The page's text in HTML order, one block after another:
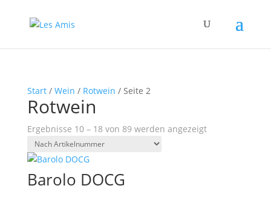
Start/ Wein / Rotwein / Seite 2
Rotwein
Ergebnisse 10 – 18 von 89 werden angezeigt
Barolo DOCG